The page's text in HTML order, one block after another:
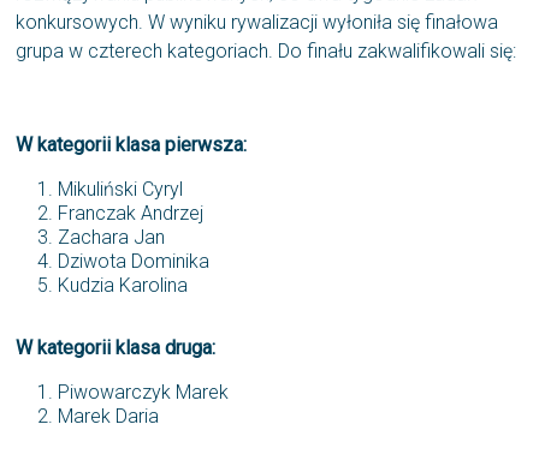
konkursowych. W wyniku rywalizacji wyłoniła się finałowa
grupa w czterech kategoriach. Do finału zakwalifikowali się:
W kategorii klasa pierwsza:
Mikuliński Cyryl
Franczak Andrzej
Zachara Jan
Dziwota Dominika
Kudzia Karolina
W kategorii klasa druga:
Piwowarczyk Marek
Marek Daria